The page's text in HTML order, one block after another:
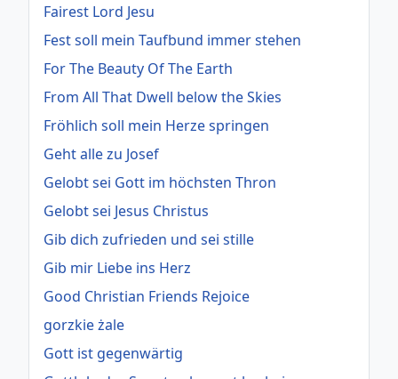
Fairest Lord Jesu
Fest soll mein Taufbund immer stehen
For The Beauty Of The Earth
From All That Dwell below the Skies
Fröhlich soll mein Herze springen
Geht alle zu Josef
Gelobt sei Gott im höchsten Thron
Gelobt sei Jesus Christus
Gib dich zufrieden und sei stille
Gib mir Liebe ins Herz
Good Christian Friends Rejoice
gorzkie żale
Gott ist gegenwärtig